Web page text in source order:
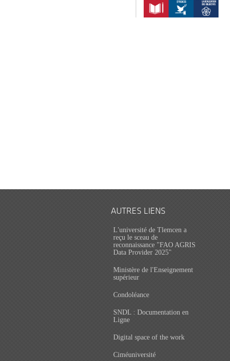
AUTRES LIENS
L'université de Tlemcen a
reçu le sceau de
reconnaissance "FAO AGRIS
Data Provider 2025"
Ministère de l'Enseignement
supérieur
Condoléance
SNDL : Documentation en
Ligne
Digital space of the work
Ciméuniversité